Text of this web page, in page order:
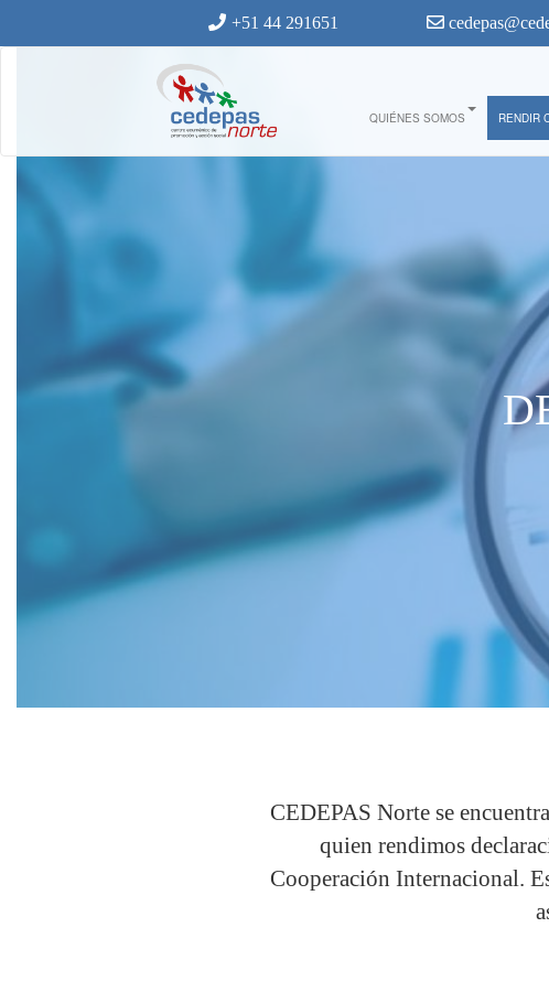
+51 44 291651
QUIÉNES SOMOS RENDIR
CEDEPAS Norte se
quien rendimos
Cooperación Internacional.